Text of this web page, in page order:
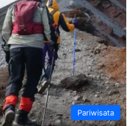
Pariwisata